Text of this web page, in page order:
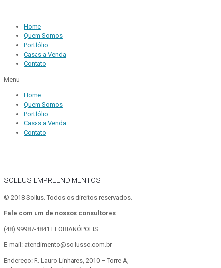
Home
Quem Somos
Portfólio
Casas a Venda
Contato
Menu
Home
Quem Somos
Portfólio
Casas a Venda
Contato
SOLLUS EMPREENDIMENTOS
© 2018 Sollus. Todos os direitos reservados.
Fale com um de nossos consultores
(48) 99987-4841 FLORIANÓPOLIS
E-mail: atendimento@sollussc.com.br
Endereço: R. Lauro Linhares, 2010 – Torre A,